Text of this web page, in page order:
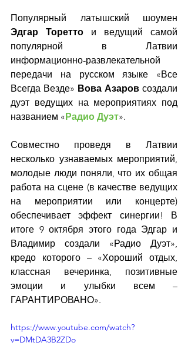
Эдгар Торетто и ведущий самой
популярной в Латвии
информационно-развлекательной
передачи на русском языке «Все
Всегда Везде» Вова Азаров создали
дуэт ведущих на мероприятиях под
названием « Радио Дуэт».
Совместно проведя в Латвии
несколько узнаваемых мероприятий,
молодые люди поняли, что их общая
работа на сцене (в качестве ведущих
на мероприятии или концерте)
обеспечивает эффект синергии! В
итоге 9 октября этого года Эдгар и
Владимир создали «Радио Дуэт»,
кредо которого – «Хороший отдых,
классная вечеринка, позитивные
эмоции и улыбки всем –
ГАРАНТИРОВАНО».
https://www.youtube.com/watch?
v=DMtDA3B2ZDo